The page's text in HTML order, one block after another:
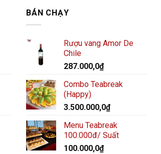
BÁN CHẠY
Rượu vang Amor De
Chile
287.000,0₫
Combo Teabreak
(Happy)
3.500.000,0₫
Menu Teabreak
100.000đ/ Suất
100.000,0₫